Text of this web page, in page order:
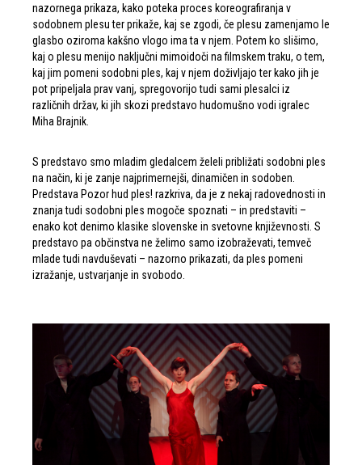
nazornega prikaza, kako poteka proces koreografiranja v
sodobnem plesu ter prikaže, kaj se zgodi, če plesu zamenjamo le
glasbo oziroma kakšno vlogo ima ta v njem. Potem ko slišimo,
kaj o plesu menijo naključni mimoidoči na filmskem traku, o tem,
kaj jim pomeni sodobni ples, kaj v njem doživljajo ter kako jih je
pot pripeljala prav vanj, spregovorijo tudi sami plesalci iz
različnih držav, ki jih skozi predstavo hudomušno vodi igralec
Miha Brajnik.
S predstavo smo mladim gledalcem želeli približati sodobni ples
na način, ki je zanje najprimernejši, dinamičen in sodoben.
Predstava Pozor hud ples! razkriva, da je z nekaj radovednosti in
znanja tudi sodobni ples mogoče spoznati – in predstaviti –
enako kot denimo klasike slovenske in svetovne književnosti. S
predstavo pa občinstva ne želimo samo izobraževati, temveč
mlade tudi navduševati – nazorno prikazati, da ples pomeni
izražanje, ustvarjanje in svobodo.